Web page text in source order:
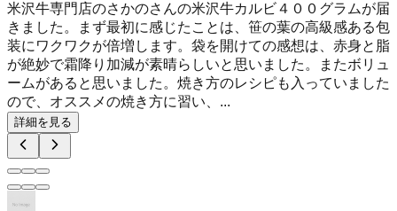
米沢牛専門店のさかのさんの米沢牛カルビ４００グラムが届
きました。まず最初に感じたことは、笹の葉の高級感ある包
装にワクワクが倍増します。袋を開けての感想は、赤身と脂
が絶妙で霜降り加減が素晴らしいと思いました。またボリュ
ームがあると思いました。焼き方のレシピも入っていました
ので、オススメの焼き方に習い、...
詳細を見る